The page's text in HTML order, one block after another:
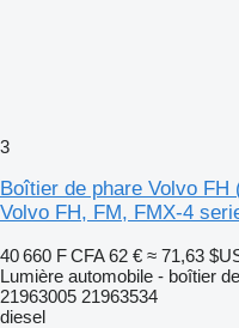
3
Boîtier de phare Volvo FH
Volvo FH, FM, FMX-4
40 660 F CFA 62 € ≈ 71,63
Lumière automobile - boîtier
21963005 21963534
diesel